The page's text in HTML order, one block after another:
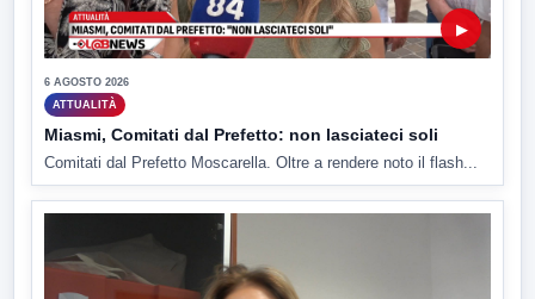
▶
6 AGOSTO 2026
ATTUALITÀ
Miasmi, Comitati dal Prefetto: non lasciateci soli
Comitati dal Prefetto Moscarella. Oltre a rendere noto il flash...